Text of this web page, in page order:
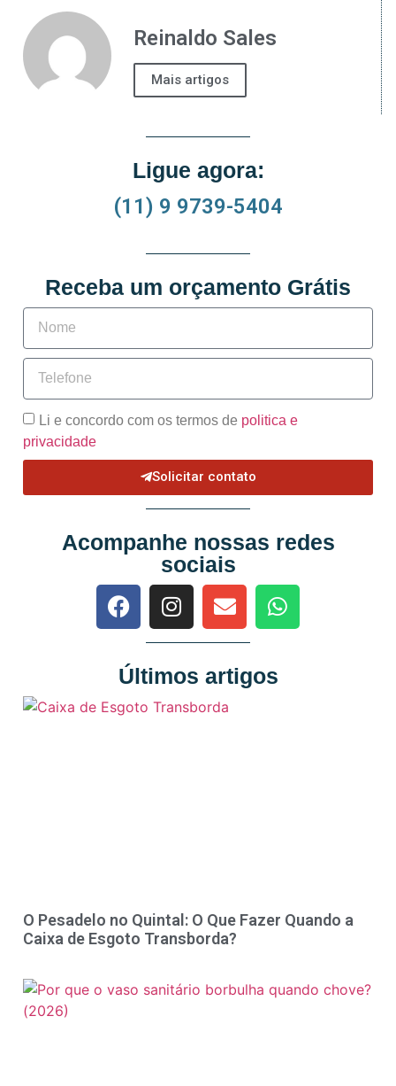
Reinaldo Sales
Mais artigos
Ligue agora:
(11) 9 9739-5404
Receba um orçamento Grátis
Li e concordo com os termos de politica e
privacidade
Solicitar contato
Acompanhe nossas redes
sociais
Últimos artigos
O Pesadelo no Quintal: O Que Fazer Quando a
Caixa de Esgoto Transborda?